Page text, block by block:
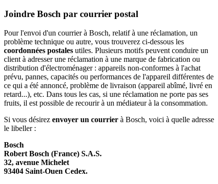
Joindre Bosch par courrier postal
Pour l'envoi d'un courrier à Bosch, relatif à une réclamation, un
problème technique ou autre, vous trouverez ci-dessous les
coordonnées postales utiles. Plusieurs motifs peuvent conduire un
client à adresser une réclamation à une marque de fabrication ou
distribution d'électroménager : appareils non-conformes à l'achat
prévu, pannes, capacités ou performances de l'appareil différentes de
ce qui a été annoncé, problème de livraison (appareil abîmé, livré en
retard...), etc. Dans tous les cas, si une réclamation ne porte pas ses
fruits, il est possible de recourir à un médiateur à la consommation.
Si vous désirez envoyer un courrier à Bosch, voici à quelle adresse
le libeller :
Bosch
Robert Bosch (France) S.A.S.
32, avenue Michelet
93404 Saint-Ouen Cedex.